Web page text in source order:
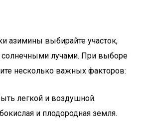
азимины выбирайте участок,
лучами. При выборе
несколько важных факторов:
легкой и воздушной.
и плодородная земля.